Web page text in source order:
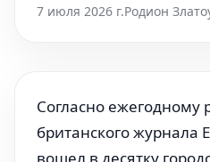
7 июля 2026 г.Родион
Согласно ежегодному
британского журнала
вошел в десятку